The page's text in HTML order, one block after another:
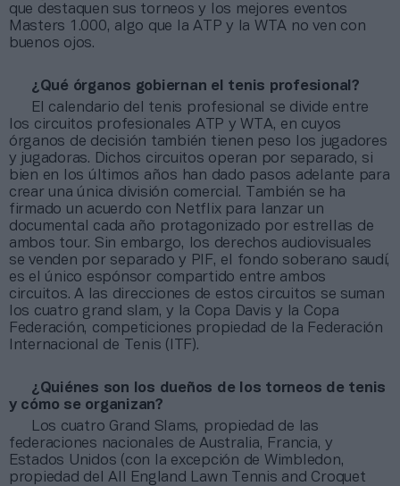
que destaquen sus torneos y los mejores eventos
Masters 1.000, algo que la ATP y la WTA no ven con
buenos ojos.
¿Qué órganos gobiernan el tenis profesional?
El calendario del tenis profesional se divide entre
los circuitos profesionales ATP y WTA, en cuyos
órganos de decisión también tienen peso los jugadores
y jugadoras. Dichos circuitos operan por separado, si
bien en los últimos años han dado pasos adelante para
crear una única división comercial. También se ha
firmado un acuerdo con Netflix para lanzar un
documental cada año protagonizado por estrellas de
ambos tour. Sin embargo, los derechos audiovisuales
se venden por separado y PIF, el fondo soberano saudí,
es el único espónsor compartido entre ambos
circuitos. A las direcciones de estos circuitos se suman
los cuatro grand slam, y la Copa Davis y la Copa
Federación, competiciones propiedad de la Federación
Internacional de Tenis (ITF).
¿Quiénes son los dueños de los torneos de tenis
y cómo se organizan?
Los cuatro Grand Slams, propiedad de las
federaciones nacionales de Australia, Francia, y
Estados Unidos (con la excepción de Wimbledon,
propiedad del All England Lawn Tennis and Croquet